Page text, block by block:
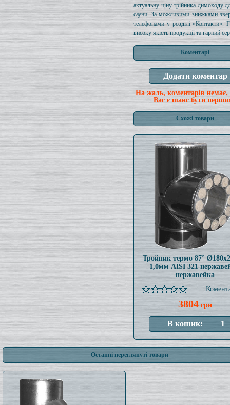
актуальну ціну трійника димоходу
сауни. За можливими знижками
телефонами у розділі «Контакти».
високу якість продукції та гарний
Коментарі
На жаль, коментарів немає,
Вас є шанс бути
Схожі товари
Тройник термо 87°
1,0мм AISI 321
нержавейка
3804 грн
Останні переглянуті товари